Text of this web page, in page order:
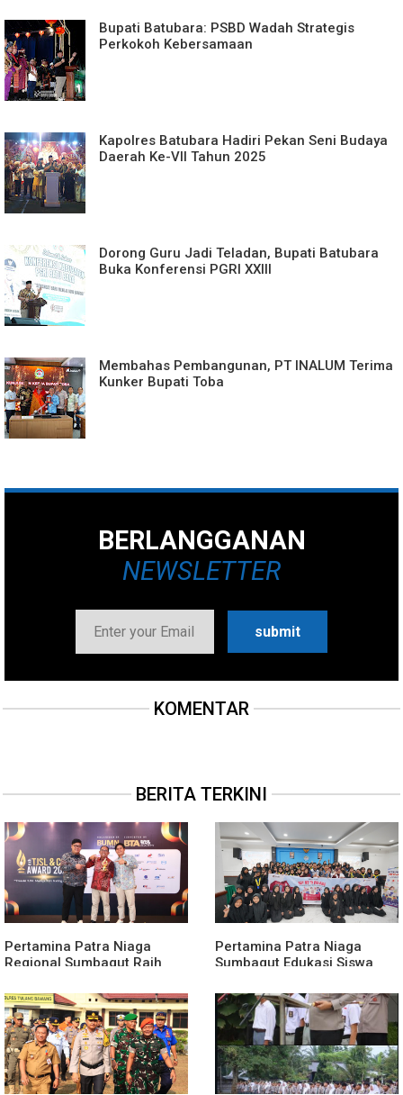
Bupati Batubara: PSBD Wadah Strategis
Perkokoh Kebersamaan
Kapolres Batubara Hadiri Pekan Seni Budaya
Daerah Ke-VII Tahun 2025
Dorong Guru Jadi Teladan, Bupati Batubara
Buka Konferensi PGRI XXIII
Membahas Pembangunan, PT INALUM Terima
Kunker Bupati Toba
BERLANGGANAN
NEWSLETTER
KOMENTAR
BERITA TERKINI
Pertamina Patra Niaga
Regional Sumbagut Raih
CSR Award 2026, Bukti
Nyata Komitmen
Keberlanjutan
Pertamina Patra Niaga
Sumbagut Edukasi Siswa
tentang Pencegahan
HIV/AIDS